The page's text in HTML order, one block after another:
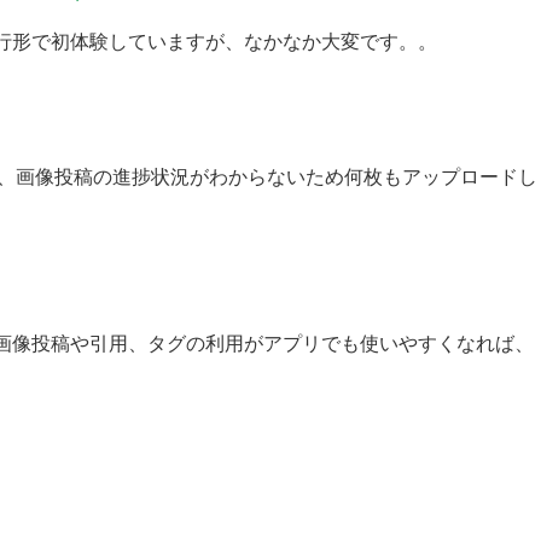
で初体験していますが、なかなか大変です。。
像投稿の進捗状況がわからないため何枚もアップロードし
投稿や引用、タグの利用がアプリでも使いやすくなれば、